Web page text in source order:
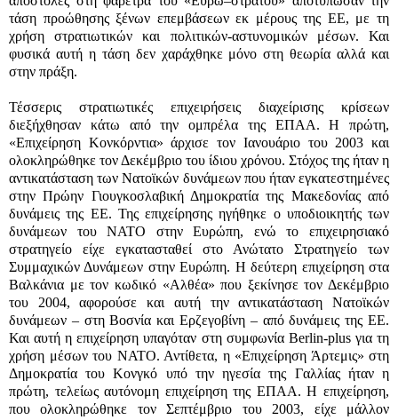
τάση προώθησης ξένων επεμβάσεων εκ μέρους της ΕΕ, με τη
χρήση στρατιωτικών και πολιτικών-αστυνομικών μέσων. Και
φυσικά αυτή η τάση δεν χαράχθηκε μόνο στη θεωρία αλλά και
στην πράξη.
Τέσσερις στρατιωτικές επιχειρήσεις διαχείρισης κρίσεων
διεξήχθησαν κάτω από την ομπρέλα της ΕΠΑΑ. Η πρώτη,
«Επιχείρηση Κονκόρντια» άρχισε τον Ιανουάριο του 2003 και
ολοκληρώθηκε τον Δεκέμβριο του ίδιου χρόνου. Στόχος της ήταν η
αντικατάσταση των Νατοϊκών δυνάμεων που ήταν εγκατεστημένες
στην Πρώην Γιουγκοσλαβική Δημοκρατία της Μακεδονίας από
δυνάμεις της ΕΕ. Της επιχείρησης ηγήθηκε ο υποδιοικητής των
δυνάμεων του ΝΑΤΟ στην Ευρώπη, ενώ το επιχειρησιακό
στρατηγείο είχε εγκατασταθεί στο Ανώτατο Στρατηγείο των
Συμμαχικών Δυνάμεων στην Ευρώπη. Η δεύτερη επιχείρηση στα
Βαλκάνια με τον κωδικό «Αλθέα» που ξεκίνησε τον Δεκέμβριο
του 2004, αφορούσε και αυτή την αντικατάσταση Νατοϊκών
δυνάμεων – στη Βοσνία και Ερζεγοβίνη – από δυνάμεις της ΕΕ.
Και αυτή η επιχείρηση υπαγόταν στη συμφωνία Berlin-plus για τη
χρήση μέσων του ΝΑΤΟ. Αντίθετα, η «Επιχείρηση Άρτεμις» στη
Δημοκρατία του Κονγκό υπό την ηγεσία της Γαλλίας ήταν η
πρώτη, τελείως αυτόνομη επιχείρηση της ΕΠΑΑ. Η επιχείρηση,
που ολοκληρώθηκε τον Σεπτέμβριο του 2003, είχε μάλλον